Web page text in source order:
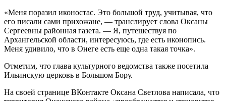
«Меня поразил иконостас. Это большой труд, учитывая, что
его писали сами прихожане, — транслирует слова Оксаны
Сергеевны районная газета. — Я, путешествуя по
Архангельской области, интересуюсь, где есть иконопись.
Меня удивило, что в Онеге есть еще одна такая точка».
Отметим, что глава культурного ведомства также посетила
Ильинскую церковь в Большом Бору.
На своей странице ВКонтакте Оксана Светлова написала, что